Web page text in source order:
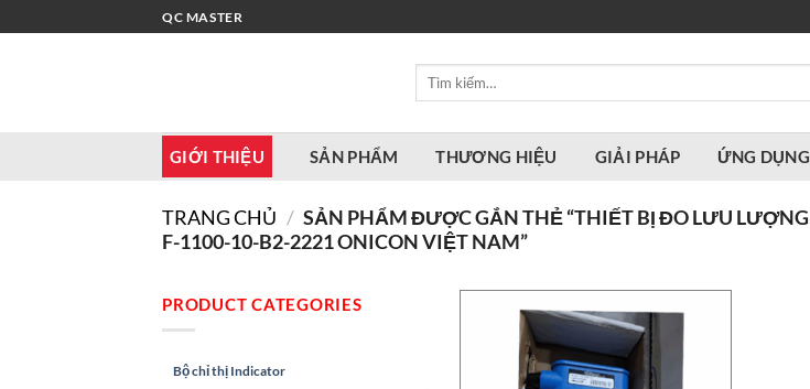
qua
QC MASTER
Tìm
GIỚI THIỆU SẢN PHẨM THƯƠNG HIỆU GIẢI PHÁP ỨNG DỤNG
TRANG CHỦ / SẢN PHẨM ĐƯỢC GẮN THẺ “THIẾT BỊ ĐO LƯU LƯỢNG
F-1100-10-B2-2221 ONICON VIỆT NAM”
PRODUCT CATEGORIES
Bộ chỉ thị Indicator